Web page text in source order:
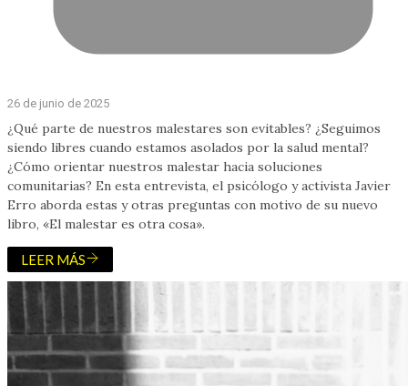
26 de junio de 2025
¿Qué parte de nuestros malestares son evitables? ¿Seguimos
siendo libres cuando estamos asolados por la salud mental?
¿Cómo orientar nuestros malestar hacia soluciones
comunitarias? En esta entrevista, el psicólogo y activista Javier
Erro aborda estas y otras preguntas con motivo de su nuevo
libro, «El malestar es otra cosa».
LEER MÁS